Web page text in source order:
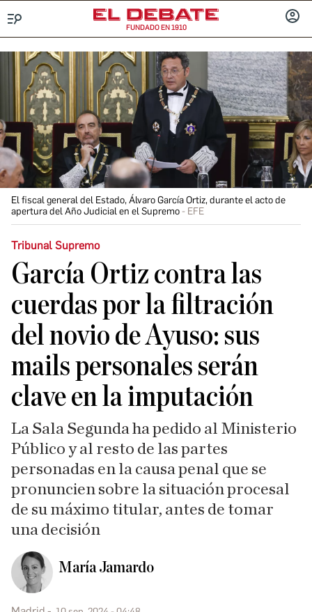
FUNDADO EN 1910
El fiscal general del Estado, Álvaro García Ortiz, durante el acto de
apertura del Año Judicial en el Supremo
EFE
Tribunal Supremo
García Ortiz contra las
cuerdas por la filtración
del novio de Ayuso: sus
mails personales serán
clave en la imputación
La Sala Segunda ha pedido al Ministerio
Público y al resto de las partes
personadas en la causa penal que se
pronuncien sobre la situación procesal
de su máximo titular, antes de tomar
una decisión
María Jamardo